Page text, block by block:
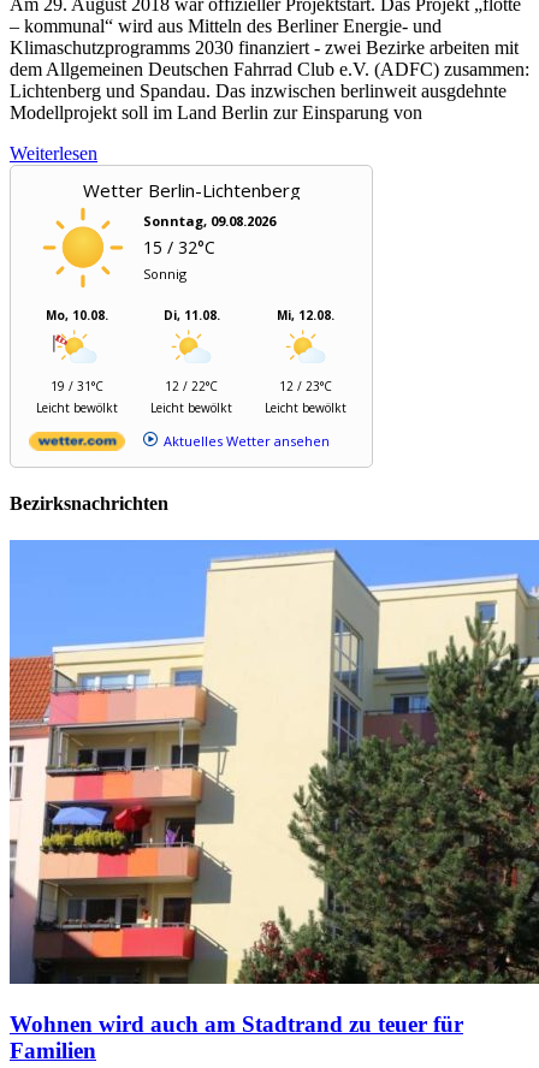
– kommunal“ wird aus Mitteln des Berliner Energie- und
Klimaschutzprogramms 2030 finanziert - zwei Bezirke arbeiten mit
dem Allgemeinen Deutschen Fahrrad Club e.V. (ADFC) zusammen:
Lichtenberg und Spandau. Das inzwischen berlinweit ausgdehnte
Modellprojekt soll im Land Berlin zur Einsparung von
Weiterlesen
Wetter Berlin-Lichtenberg
Sonntag, 09.08.2026
15 / 32°C
Sonnig
Mo, 10.08.
19 / 31°C
Leicht bewölkt
Di, 11.08.
12 / 22°C
Leicht bewölkt
Mi, 12.08.
12 / 23°C
Leicht bewölkt
Aktuelles Wetter ansehen
Bezirksnachrichten
Wohnen wird auch am Stadtrand zu teuer für
Familien